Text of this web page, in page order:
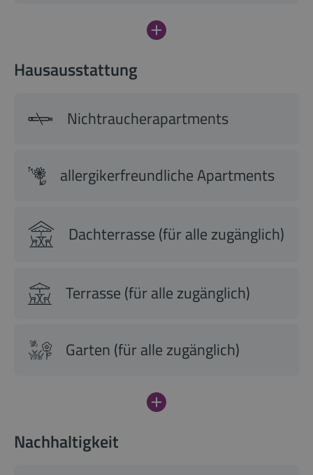
Hausausstattung
Nichtraucherapartments
allergikerfreundliche Apartments
Dachterrasse (für alle zugänglich)
Terrasse (für alle zugänglich)
Garten (für alle zugänglich)
Nachhaltigkeit